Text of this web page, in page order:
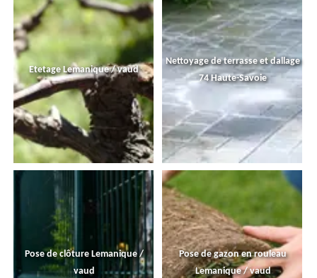
Etetage Lemanique / vaud
Nettoyage de terrasse et dallage
74 Haute-Savoie
Pose de clôture Lemanique /
vaud
Pose de gazon en rouleau
Lemanique / vaud